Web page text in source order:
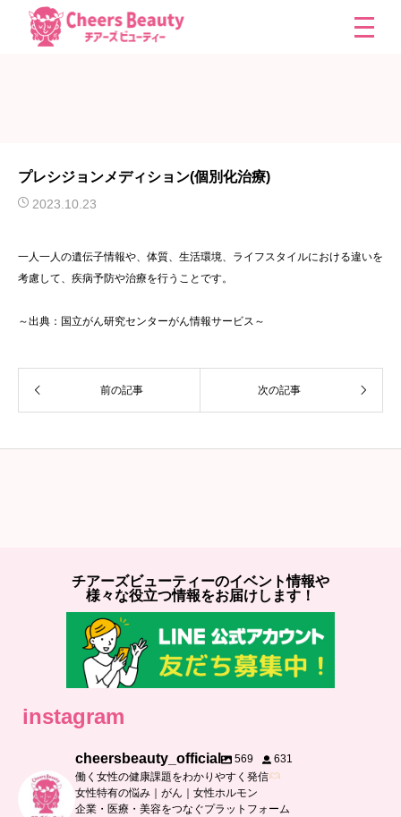
プレシジョンメディション(個別化治療)
2023.10.23
一人一人の遺伝子情報や、体質、生活環境、ライフスタイルにおける違いを
考慮して、疾病予防や治療を行うことです。
～出典：国立がん研究センターがん情報サービス～
前の記事 次の記事
チアーズビューティーのイベント情報や
様々な役立つ情報をお届けします！
instagram
cheersbeauty_official 569
631
働く女性の健康課題をわかりやすく発信
女性特有の悩み｜がん｜女性ホルモン
企業・医療・美容をつなぐプラットフォーム